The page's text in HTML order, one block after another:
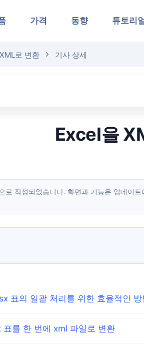
가격 동향 튜토리
로 변환 기사 상세
Excel을
표의 일괄 처리를 위한 효율적인 방
를 한 번에 xml 파일로 변환